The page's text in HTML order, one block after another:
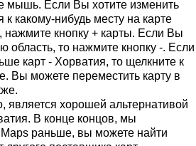
мышь. Если Вы хотите изменить
какому-нибудь месту на карте
нажмите кнопку + карты. Если Вы
область, то нажмите кнопку -. Если
карт - Хорватия, то щелкните к
Вы можете переместить карту в
является хорошей альтернативой
В конце концов, мы
раньше, вы можете найти